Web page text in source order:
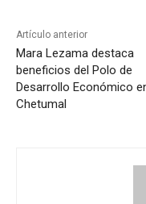
Artículo anterior
Mara Lezama destaca
beneficios del Polo de
Desarrollo Económico
Chetumal